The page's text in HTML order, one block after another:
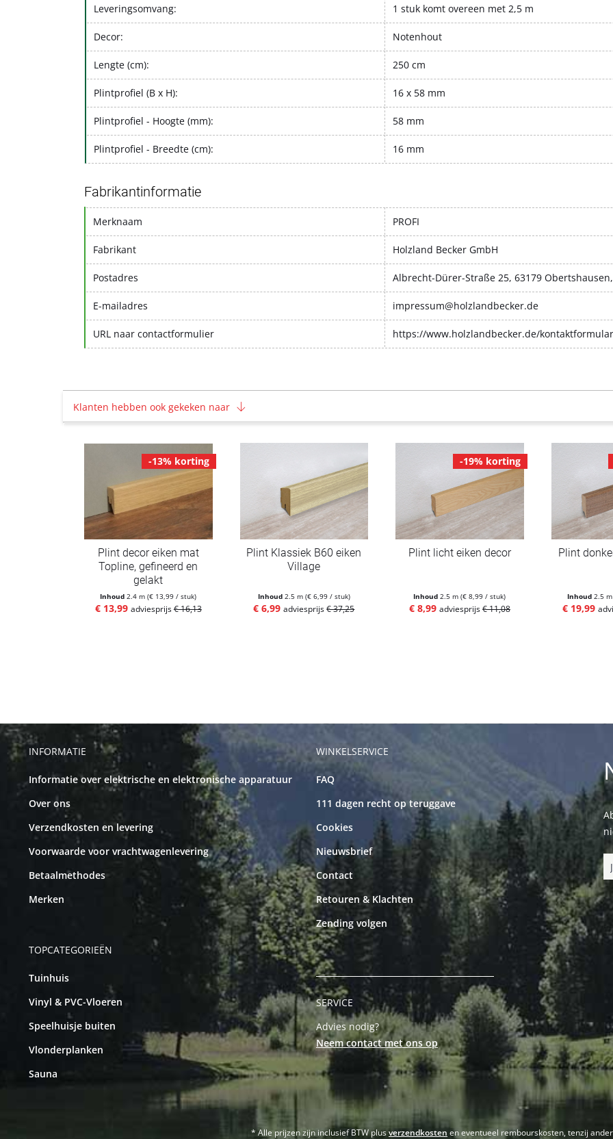
Leveringsomvang: 1 stuk komt overeen met 2,5 m
Decor: Notenhout
Lengte (cm): 250 cm
Plintprofiel (B x H): 16 x 58 mm
Plintprofiel - Hoogte (mm): 58 mm
Plintprofiel - Breedte (cm): 16 mm
Fabrikantinformatie
Merknaam PROFI
Fabrikant Holzland Becker GmbH
Postadres Albrecht-Dürer-Straße 25, 63179
E-mailadres impressum@holzlandbecker.de
URL naar contactformulier https://www.holzlandbecker.de/kontaktformular
Klanten hebben ook gekeken naar
-13% korting
Plint decor eiken mat
Topline, gefineerd en
gelakt
Inhoud2.4 m(€ 13,99 / stuk)
€ 13,99 adviesprijs€ 16,13
Plint Klassiek B60 eiken
Village
Inhoud 2.5 m (€ 6,99 / stuk)
€ 6,99 adviesprijs€ 37,25
-19% korting
Plint licht eiken decor
Inhoud2.5 m(€ 8,99 / stuk)
€ 8,99 adviesprijs€ 11,08
Plint
Inhoud2.5
€ 19,99
INFORMATIE
Informatie over elektrische en elektronische apparatuur
Over ons
Verzendkosten en levering
Voorwaarde voor vrachtwagenlevering
Betaalmethodes
Merken
TOPCATEGORIEËN
Tuinhuis
Vinyl & PVC-Vloeren
Speelhuisje buiten
Vlonderplanken
Sauna
WINKELSERVICE
FAQ
111 dagen recht op teruggave
Cookies
Nieuwsbrief
Contact
Retouren & Klachten
Zending volgen
SERVICE
Advies nodig?
Neem contact met ons op
* Alle prijzen zijn inclusief BTW plusverzendkosten en eventueel rembourskosten, tenzij